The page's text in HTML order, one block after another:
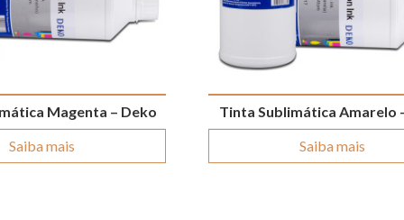
Magenta – Deko
Saiba mais
Tinta Sublimática Amarelo
Saiba mais